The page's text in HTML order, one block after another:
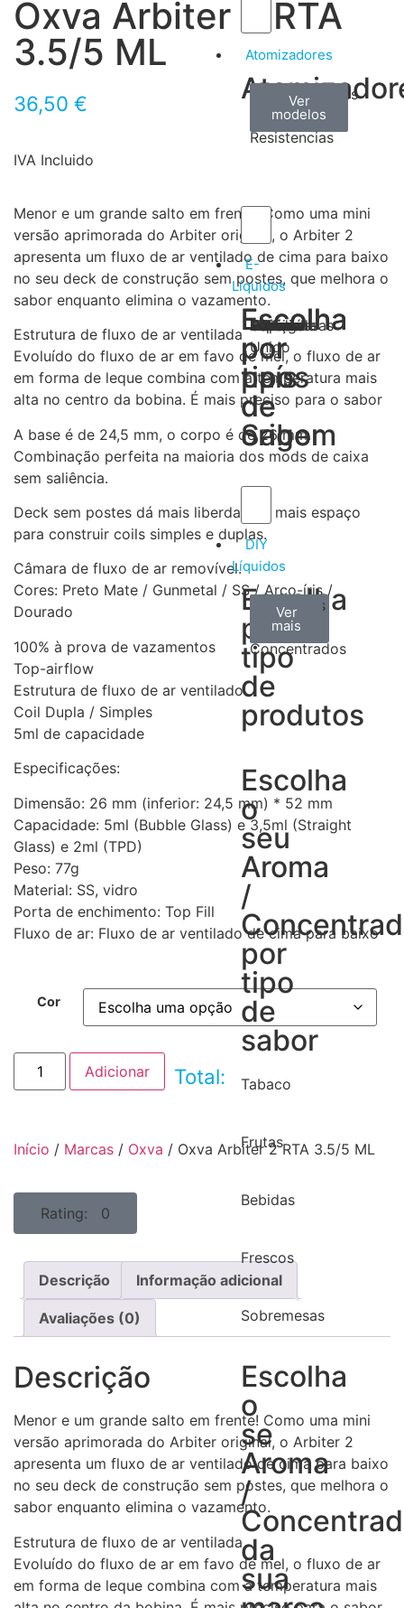
Atomizadores
Claromizadores
Ver
modelos
Reconstruíveis
Ver
modelos
Resistencias
Ver
modelos
E-
Líquidos
Escolha
por
tipos
de
Sabor
Tabaco
Frutas
Bebidas
Frescos
Sobremesas
Escolha
por
país
de
origem
Portugal
Alemanha
USA
Reino
Unido
Canadá
França
Malásia
Filipinas
Espanha
Polónia
Grécia
DIY
Líquidos
Escolha
por
tipo
de
produtos
Aromas
Concentrados
Ver
todos
Bases
Ver
mais
Accesorios
Ver
mais
Escolha
o
seu
Aroma
/
por
tipo
de
sabor
Tabaco
Frutas
Bebidas
Frescos
Sobremesas
Escolha
o
se
Aroma
/
da
sua
Oxva Arbiter 2 RTA
3.5/5 ML
36,50 €
IVA Incluido
Menor e um grande salto em frente! Como uma mini
versão aprimorada do Arbiter original, o Arbiter 2
apresenta um fluxo de ar ventilado de cima para baixo
no seu deck de construção sem postes, que melhora o
sabor enquanto elimina o vazamento.
Estrutura de fluxo de ar ventilada
Evoluído do fluxo de ar em favo de mel, o fluxo de ar
em forma de leque combina com a temperatura mais
alta no centro da bobina. É mais preciso para o sabor
A base é de 24,5 mm, o corpo é de 26 mm.
Combinação perfeita na maioria dos mods de caixa
sem saliência.
Deck sem postes dá mais liberdade e mais espaço
para construir coils simples e duplas.
Câmara de fluxo de ar removível.
Cores: Preto Mate / Gunmetal / SS / Arco-íris /
Dourado
100% à prova de vazamentos
Top-airflow
Estrutura de fluxo de ar ventilado
Coil Dupla / Simples
5ml de capacidade
Especificações:
Dimensão: 26 mm (inferior: 24,5 mm) * 52 mm
Capacidade: 5ml (Bubble Glass) e 3,5ml (Straight
Glass) e 2ml (TPD)
Peso: 77g
Material: SS, vidro
Porta de enchimento: Top Fill
Fluxo de ar: Fluxo de ar ventilado de cima para baixo
Cor
Adicionar Total:
Início / Marcas / Oxva / Oxva Arbiter 2 RTA 3.5/5 ML
Rating: 0
Descrição Informação adicional
Avaliações (0)
Descrição
Menor e um grande salto em frente! Como uma mini
versão aprimorada do Arbiter original, o Arbiter 2
apresenta um fluxo de ar ventilado de cima para baixo
no seu deck de construção sem postes, que melhora o
sabor enquanto elimina o vazamento.
Estrutura de fluxo de ar ventilada
Evoluído do fluxo de ar em favo de mel, o fluxo de ar
em forma de leque combina com a temperatura mais